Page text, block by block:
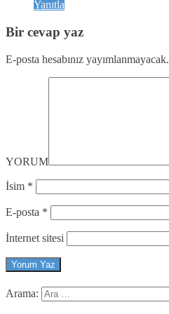
Yanıtla
Bir cevap yaz
E-posta hesabınız yayımlanmayacak.
YORUM
İsim *
E-posta *
İnternet sitesi
Arama: